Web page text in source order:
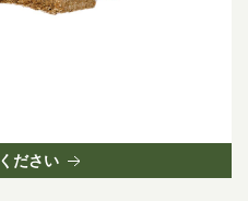
ださい